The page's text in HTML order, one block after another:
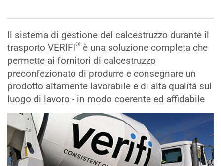
Il sistema di gestione del calcestruzzo durante il
trasporto VERIFI® è una soluzione completa che
permette ai fornitori di calcestruzzo
preconfezionato di produrre e consegnare un
prodotto altamente lavorabile e di alta qualità sul
luogo di lavoro - in modo coerente ed affidabile